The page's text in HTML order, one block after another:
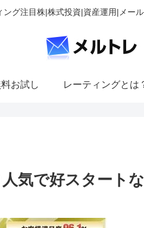
ング注目株|株式投資|資産運用|メー
お試し レーティングとは
気で好スタート